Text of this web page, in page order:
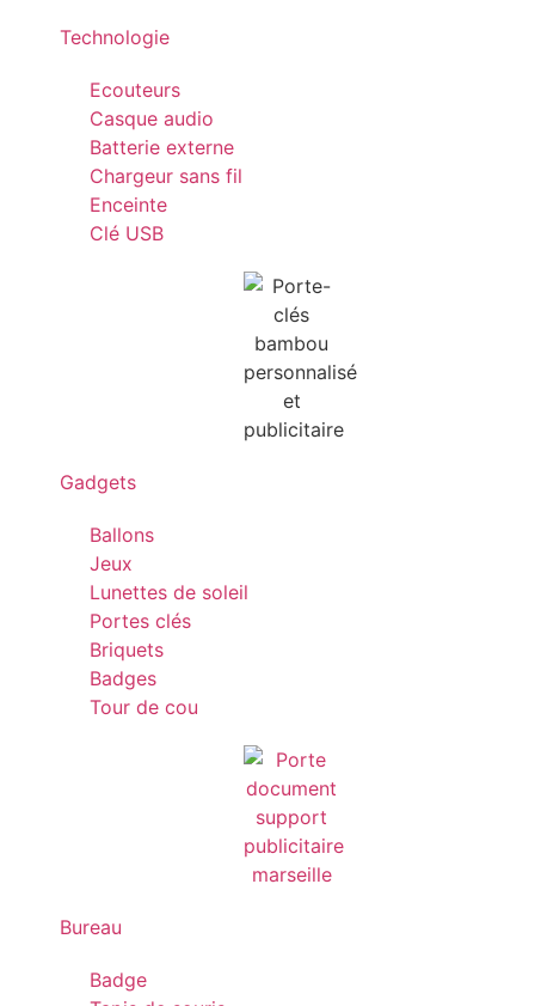
Technologie
Ecouteurs
Casque audio
Batterie externe
Chargeur sans fil
Enceinte
Clé USB
Gadgets
Ballons
Jeux
Lunettes de soleil
Portes clés
Briquets
Badges
Tour de cou
Bureau
Badge